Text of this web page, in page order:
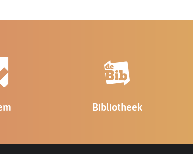
Edegem
Bibliotheek